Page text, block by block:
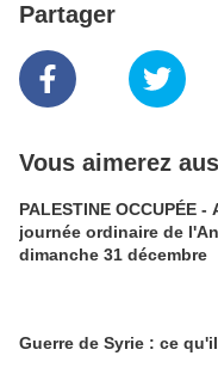
Partager
Vous aimerez
PALESTINE OCCUPÉE
journée ordinaire de
dimanche 31 décembre
Guerre de Syrie : ce